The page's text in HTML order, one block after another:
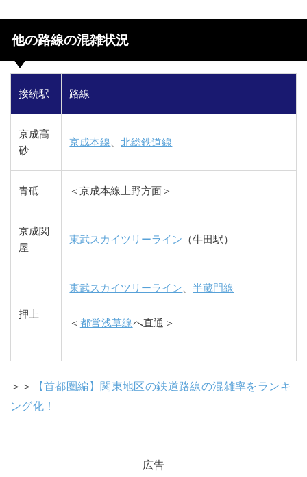
他の路線の混雑状況
接続駅 路線
京成高
砂
京成本線、北総鉄道線
青砥 ＜京成本線上野方面＞
京成関
屋
東武スカイツリーライン （牛田駅）
押上
東武スカイツリーライン、半蔵門線
＜ 都営浅草線へ直通＞
＞＞
【首都圏編】関東地区の鉄道路線の混雑率をランキ
ング化！
広告